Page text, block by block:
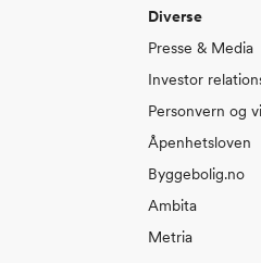
Diverse
Presse & Media
Investor
Personvern og
Åpenhetsloven
Byggebolig.no
Ambita
Metria